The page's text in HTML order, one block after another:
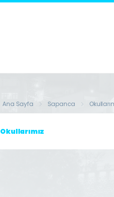
Ana Sayfa Sapanca
Okullarımız